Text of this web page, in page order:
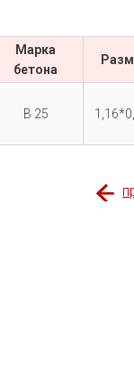
Марка
бетона
В 25